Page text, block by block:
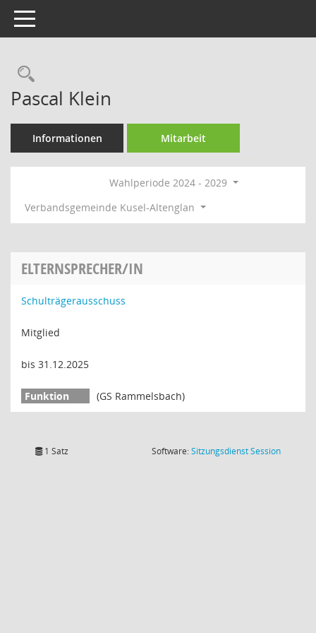
Toggle navigation
Rechercheauswahl
Pascal Klein
Informationen Mitarbeit
Wahlperiode 2024 - 2029
Verbandsgemeinde Kusel-Altenglan
ELTERNSPRECHER/IN
Schulträgerausschuss
Mitglied
bis 31.12.2025
(GS Rammelsbach)
1 Satz Software:SitzungsdienstSession(Wird in